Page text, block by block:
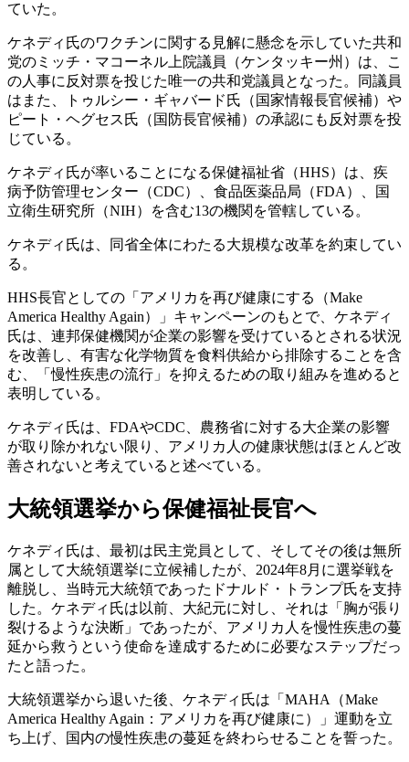
ていた。
ケネディ氏のワクチンに関する見解に懸念を示していた共和
党のミッチ・マコーネル上院議員（ケンタッキー州）は、こ
の人事に反対票を投じた唯一の共和党議員となった。同議員
はまた、トゥルシー・ギャバード氏（国家情報長官候補）や
ピート・ヘグセス氏（国防長官候補）の承認にも反対票を投
じている。
ケネディ氏が率いることになる保健福祉省（HHS）は、疾
病予防管理センター（CDC）、食品医薬品局（FDA）、国
立衛生研究所（NIH）を含む13の機関を管轄している。
ケネディ氏は、同省全体にわたる大規模な改革を約束してい
る。
HHS長官としての「アメリカを再び健康にする（Make
America Healthy Again）」キャンペーンのもとで、ケネディ
氏は、連邦保健機関が企業の影響を受けているとされる状況
を改善し、有害な化学物質を食料供給から排除することを含
む、「慢性疾患の流行」を抑えるための取り組みを進めると
表明している。
ケネディ氏は、FDAやCDC、農務省に対する大企業の影響
が取り除かれない限り、アメリカ人の健康状態はほとんど改
善されないと考えていると述べている。
大統領選挙から保健福祉長官へ
ケネディ氏は、最初は民主党員として、そしてその後は無所
属として大統領選挙に立候補したが、2024年8月に選挙戦を
離脱し、当時元大統領であったドナルド・トランプ氏を支持
した。ケネディ氏は以前、大紀元に対し、それは「胸が張り
裂けるような決断」であったが、アメリカ人を慢性疾患の蔓
延から救うという使命を達成するために必要なステップだっ
たと語った。
大統領選挙から退いた後、ケネディ氏は「MAHA（Make
America Healthy Again：アメリカを再び健康に）」運動を立
ち上げ、国内の慢性疾患の蔓延を終わらせることを誓った。